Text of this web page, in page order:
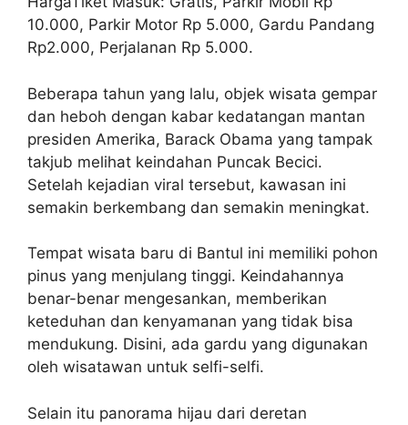
10.000, Parkir Motor Rp 5.000, Gardu Pandang
Rp2.000, Perjalanan Rp 5.000.
Beberapa tahun yang lalu, objek wisata gempar
dan heboh dengan kabar kedatangan mantan
presiden Amerika, Barack Obama yang tampak
takjub melihat keindahan Puncak Becici.
Setelah kejadian viral tersebut, kawasan ini
semakin berkembang dan semakin meningkat.
Tempat wisata baru di Bantul ini memiliki pohon
pinus yang menjulang tinggi. Keindahannya
benar-benar mengesankan, memberikan
keteduhan dan kenyamanan yang tidak bisa
mendukung. Disini, ada gardu yang digunakan
oleh wisatawan untuk selfi-selfi.
Selain itu panorama hijau dari deretan